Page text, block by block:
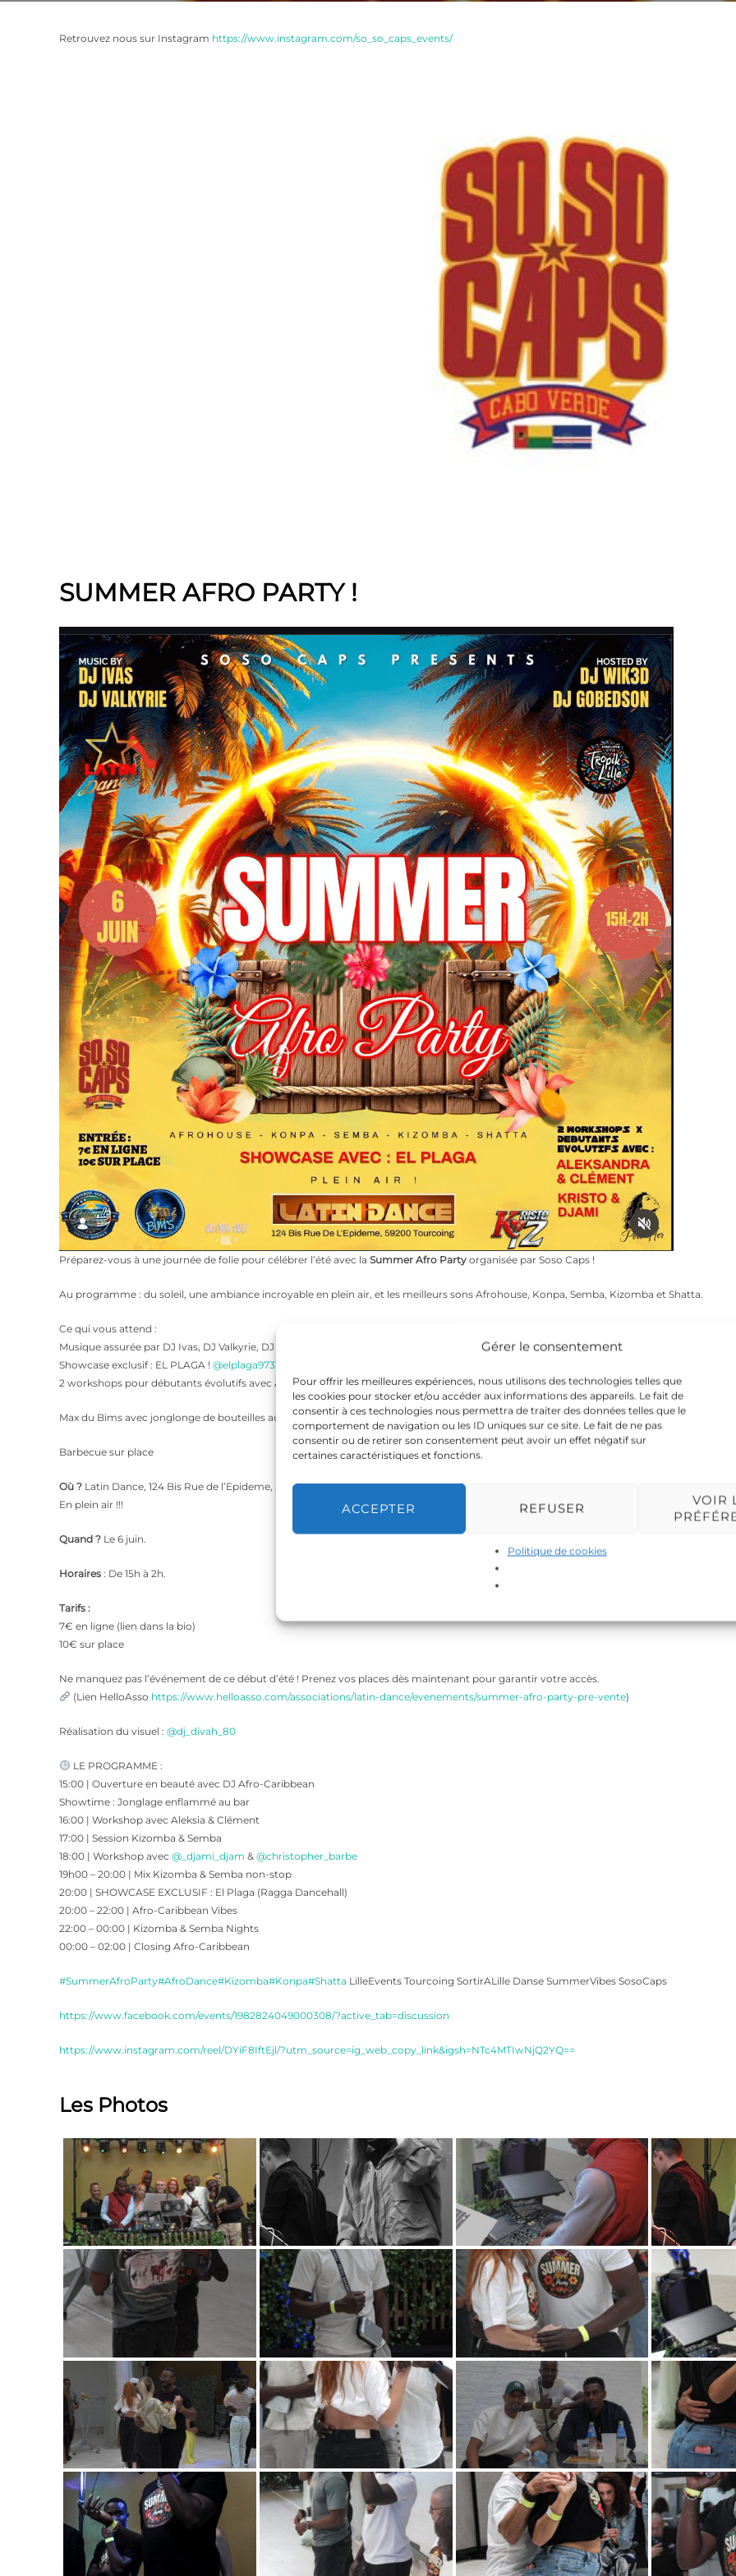
Gérer le consentement
Pour offrir les meilleures expériences, nous utilisons des technologies telles que
les cookies pour stocker et/ou accéder aux informations des appareils. Le fait de
consentir à ces technologies nous permettra de traiter des données telles que le
comportement de navigation ou les ID uniques sur ce site. Le fait de ne pas
consentir ou de retirer son consentement peut avoir un effet négatif sur
certaines caractéristiques et fonctions.
ACCEPTER REFUSER
VOIR
Politique de cookies
Retrouvez nous sur Instagram https://www.instagram.com/so_so_caps_events/
SUMMER AFRO PARTY !
​Préparez-vous à une journée de folie pour célébrer l’été avec la Summer Afro Party organisée par Soso Caps !
​Au programme : du soleil, une ambiance incroyable en plein air, et les meilleurs sons Afrohouse, Konpa, Semba, Kizomba et Shatta.
​Ce qui vous attend :
Musique assurée par DJ Ivas, DJ Valkyrie, DJ Wik3d et DJ Gobedson.
Showcase exclusif : EL PLAGA ! @elplaga97310
2 workshops pour débutants évolutifs avec Aleksandra & Clément, et Kristo & Djami.
Max du Bims avec jonglonge de bouteilles au bar Surprise avec Gabverde …
Barbecue sur place
Où ? Latin Dance, 124 Bis Rue de l’Epideme, 59200 Tourcoing.
En plein air !!!
Quand ? Le 6 juin.
Horaires : De 15h à 2h.
​Tarifs :
​7€ en ligne (lien dans la bio)
​10€ sur place
​Ne manquez pas l’événement de ce début d’été ! Prenez vos places dès maintenant pour garantir votre accès.
(Lien HelloAsso https://www.helloasso.com/associations/latin-dance/evenements/summer-afro-party-pre-vente)
Réalisation du visuel : @dj_divah_80
LE PROGRAMME :
​15:00 | Ouverture en beauté avec DJ Afro-Caribbean
​Showtime : Jonglage enflammé au bar
​16:00 | Workshop avec Aleksia & Clément
​17:00 | Session Kizomba & Semba
​18:00 | Workshop avec @_djami_djam & @christopher_barbe
​19h00 – 20:00 | Mix Kizomba & Semba non-stop
​20:00 | SHOWCASE EXCLUSIF : El Plaga (Ragga Dancehall)
​20:00 – 22:00 | Afro-Caribbean Vibes
​22:00 – 00:00 | Kizomba & Semba Nights
​00:00 – 02:00 | Closing Afro-Caribbean
#SummerAfroParty#AfroDance#Kizomba#Konpa#Shatta LilleEvents Tourcoing SortirALille Danse SummerVibes SosoCaps
https://www.facebook.com/events/1982824049000308/?active_tab=discussion
https://www.instagram.com/reel/DYiF8IftEjl/?utm_source=ig_web_copy_link&igsh=NTc4MTIwNjQ2YQ==
Les Photos